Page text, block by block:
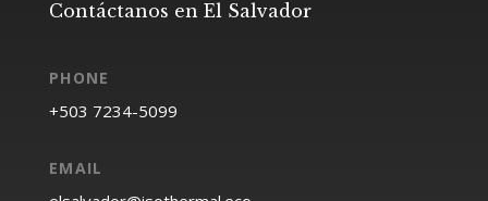
Contáctanos en El Salvador
PHONE
EMAIL